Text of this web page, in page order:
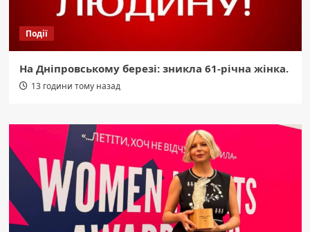
Події
На Дніпровському березі: зникла 61-річна жінка.
13 години тому назад